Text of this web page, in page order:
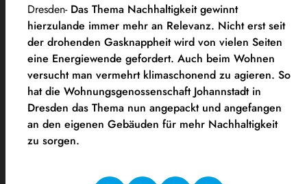
Dresden- Das Thema Nachhaltigkeit gewinnt
hierzulande immer mehr an Relevanz. Nicht erst seit
der drohenden Gasknappheit wird von vielen Seiten
eine Energiewende gefordert. Auch beim Wohnen
versucht man vermehrt klimaschonend zu agieren. So
hat die Wohnungsgenossenschaft Johannstadt in
Dresden das Thema nun angepackt und angefangen
an den eigenen Gebäuden für mehr Nachhaltigkeit
zu sorgen.